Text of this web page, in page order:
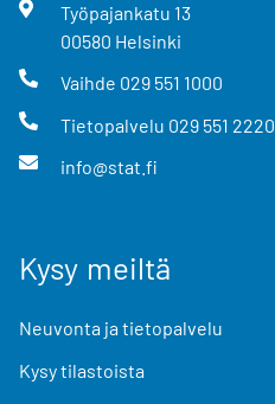
Työpajankatu 13
00580 Helsinki
Vaihde 029 551 1000
Tietopalvelu 029 551 2220
info@stat.fi
Kysy meiltä
Neuvonta ja tietopalvelu
Kysy tilastoista